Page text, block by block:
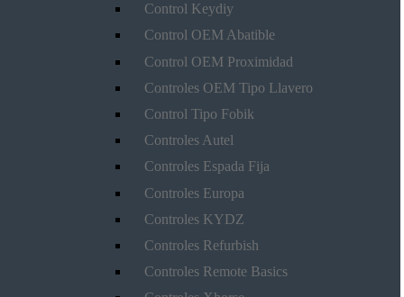
Control Keydiy
Control OEM Abatible
Control OEM Proximidad
Controles OEM Tipo Llavero
Control Tipo Fobik
Controles Autel
Controles Espada Fija
Controles Europa
Controles KYDZ
Controles Refurbish
Controles Remote Basics